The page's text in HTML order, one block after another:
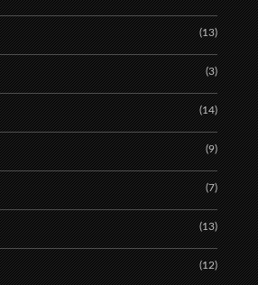
(13)
(3)
(14)
(9)
(7)
(13)
(12)